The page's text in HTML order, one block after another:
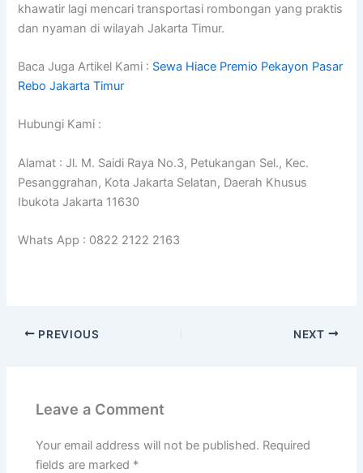
khawatir lagi mencari transportasi rombongan yang praktis
dan nyaman di wilayah Jakarta Timur.
Baca Juga Artikel Kami : Sewa Hiace Premio Pekayon Pasar
Rebo Jakarta Timur
Hubungi Kami :
Alamat : Jl. M. Saidi Raya No.3, Petukangan Sel., Kec.
Pesanggrahan, Kota Jakarta Selatan, Daerah Khusus
Ibukota Jakarta 11630
Whats App : 0822 2122 2163
PREVIOUS NEXT
Leave a Comment
Your email address will not be published. Required
fields are marked *